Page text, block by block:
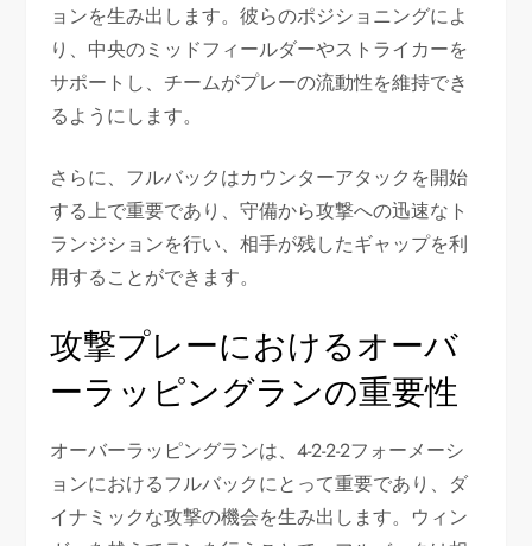
ョンを生み出します。彼らのポジショニングによ
り、中央のミッドフィールダーやストライカーを
サポートし、チームがプレーの流動性を維持でき
るようにします。
さらに、フルバックはカウンターアタックを開始
する上で重要であり、守備から攻撃への迅速なト
ランジションを行い、相手が残したギャップを利
用することができます。
攻撃プレーにおけるオーバ
ーラッピングランの重要性
オーバーラッピングランは、4-2-2-2フォーメーシ
ョンにおけるフルバックにとって重要であり、ダ
イナミックな攻撃の機会を生み出します。ウィン